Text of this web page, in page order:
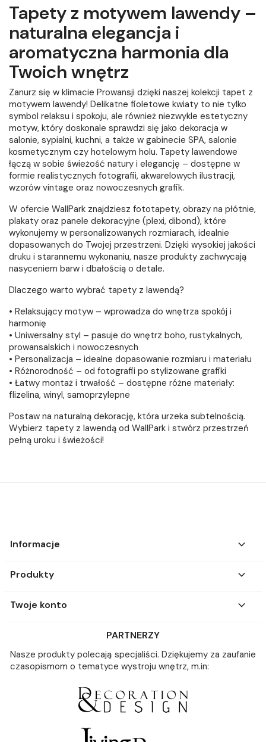
Tapety z motywem lawendy –
naturalna elegancja i
aromatyczna harmonia dla
Twoich wnętrz
Zanurz się w klimacie Prowansji dzięki naszej kolekcji tapet z
motywem lawendy! Delikatne fioletowe kwiaty to nie tylko
symbol relaksu i spokoju, ale również niezwykle estetyczny
motyw, który doskonale sprawdzi się jako dekoracja w
salonie, sypialni, kuchni, a także w gabinecie SPA, salonie
kosmetycznym czy hotelowym holu. Tapety lawendowe
łączą w sobie świeżość natury i elegancję – dostępne w
formie realistycznych fotografii, akwarelowych ilustracji,
wzorów vintage oraz nowoczesnych grafik.
W ofercie WallPark znajdziesz fototapety, obrazy na płótnie,
plakaty oraz panele dekoracyjne (plexi, dibond), które
wykonujemy w personalizowanych rozmiarach, idealnie
dopasowanych do Twojej przestrzeni. Dzięki wysokiej jakości
druku i starannemu wykonaniu, nasze produkty zachwycają
nasyceniem barw i dbałością o detale.
Dlaczego warto wybrać tapety z lawendą?
• Relaksujący motyw – wprowadza do wnętrza spokój i
harmonię
• Uniwersalny styl – pasuje do wnętrz boho, rustykalnych,
prowansalskich i nowoczesnych
• Personalizacja – idealne dopasowanie rozmiaru i materiału
• Różnorodność – od fotografii po stylizowane grafiki
• Łatwy montaż i trwałość – dostępne różne materiały:
flizelina, winyl, samoprzylepne
Postaw na naturalną dekorację, która urzeka subtelnością.
Wybierz tapety z lawendą od WallPark i stwórz przestrzeń
pełną uroku i świeżości!
Informacje 
Produkty 
Twoje konto 
PARTNERZY
Nasze produkty polecają specjaliści. Dziękujemy za zaufanie
czasopismom o tematyce wystroju wnętrz, m.in: